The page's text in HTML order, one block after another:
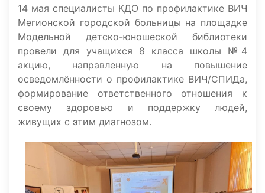
14 мая специалисты КДО по профилактике ВИЧ
Мегионской городской больницы на площадке
Модельной детско-юношеской библиотеки
провели для учащихся 8 класса школы №4
акцию, направленную на повышение
осведомлённости о профилактике ВИЧ/СПИДа,
формирование ответственного отношения к
своему здоровью и поддержку людей,
живущих с этим диагнозом.